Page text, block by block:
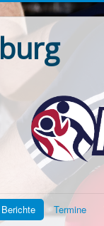
Berichte Termine